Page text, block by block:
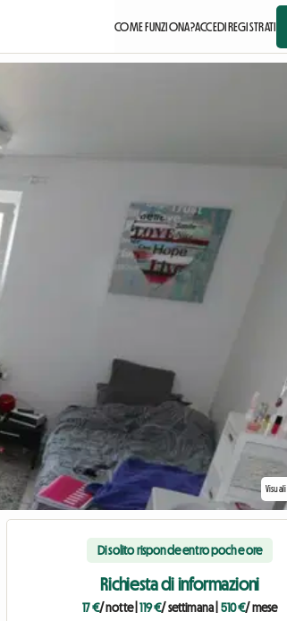
COME FUNZIONA?ACCEDIREGISTRATI
Di solito risponde entro poche ore
Richiesta di informazioni
17 €/ notte|119 €/ settimana 510 €/ mese